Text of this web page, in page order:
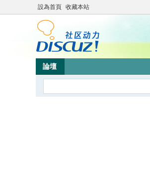
設為首頁 收藏本站
論壇